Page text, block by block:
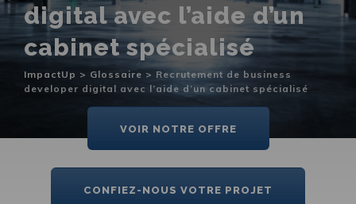
digital avec l’aide d’un
cabinet spécialisé
ImpactUp > Glossaire > Recrutement de business
developer digital avec l’aide d’un cabinet spécialisé
VOIR NOTRE OFFRE
CONFIEZ-NOUS VOTRE PROJET